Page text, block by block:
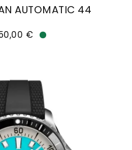
AUTOMATIC 44
€